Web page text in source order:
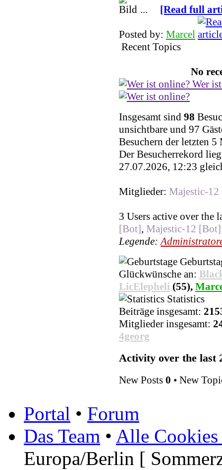
... [Read full
Posted by: Marcel
Recent Topics
No
Wer
Insgesamt sind 98
unsichtbare und 97
Besuchern der letzten
Der Besucherrekord
27.07.2026, 12:23
Mitglieder: Majestic-
3 Users active over the
[Bot], Majestic-12 [Bot]
Legende:
Glückwünsche an:
LicElepheli (55),
Statistics
Beiträge insgesamt:
Mitglieder insgesamt:
4georg
Activity over the last
New Posts 0 • New
Portal • Forum
Das Team • Alle Cookies
Europa/Berlin [